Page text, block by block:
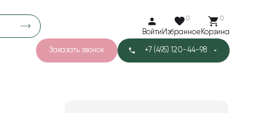
Войти
0
Избранное
0
Корзина
Заказать звонок +7 (495) 120-44-98